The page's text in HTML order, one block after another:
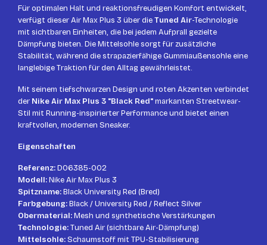
Für optimalen Halt und reaktionsfreudigen Komfort entwickelt,
verfügt dieser Air Max Plus 3 über dieTuned Air-Technologie
mit sichtbaren Einheiten, die bei jedem Aufprall gezielte
Dämpfung bieten. Die Mittelsohle sorgt für zusätzliche
Stabilität, während die strapazierfähige Gummiaußensohle eine
langlebige Traktion für den Alltag gewährleistet.
Mit seinem tiefschwarzen Design und roten Akzenten verbindet
der Nike Air Max Plus 3 "Black Red"markanten Streetwear-
Stil mit Running-inspirierter Performance und bietet einen
kraftvollen, modernen Sneaker.
Eigenschaften
Referenz:DO6385-002
Modell:Nike Air Max Plus 3
Spitzname:Black University Red (Bred)
Farbgebung:Black / University Red / Reflect Silver
Obermaterial:Mesh und synthetische Verstärkungen
Technologie:Tuned Air (sichtbare Air-Dämpfung)
Mittelsohle:Schaumstoff mit TPU-Stabilisierung